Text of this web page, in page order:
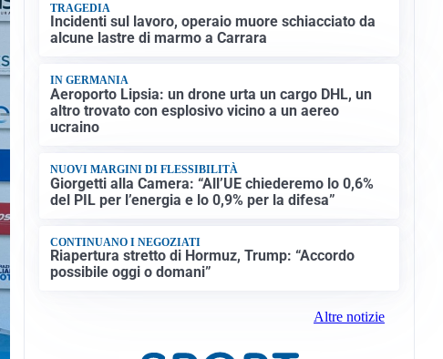
TRAGEDIA
Incidenti sul lavoro, operaio muore schiacciato da
alcune lastre di marmo a Carrara
IN GERMANIA
Aeroporto Lipsia: un drone urta un cargo DHL, un
altro trovato con esplosivo vicino a un aereo
ucraino
NUOVI MARGINI DI FLESSIBILITÀ
Giorgetti alla Camera: “All’UE chiederemo lo 0,6%
del PIL per l’energia e lo 0,9% per la difesa”
CONTINUANO I NEGOZIATI
Riapertura stretto di Hormuz, Trump: “Accordo
possibile oggi o domani”
Altre notizie